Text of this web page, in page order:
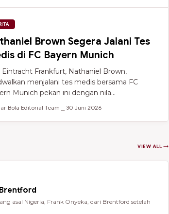
Brown Segera Jalani Tes
di FC Bayern Munich
Eintracht Frankfurt, Nathaniel Brown,
menjalani tes medis bersama FC
Munich pekan ini dengan nila...
Bola Editorial Team ⎯ 30 Juni 2026
VIEW ALL →
asal Nigeria, Frank Onyeka, dari Brentford setelah